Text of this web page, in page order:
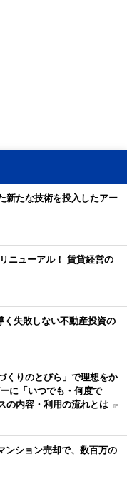
新たな技術を投入したアー
ニューアル！ 賃貸経営の
く失敗しない不動産投資の
くりのとびら」で理想をか
に「いつでも・何度で
の内容・利用の流れとは [P
ンション売却で、数百万の